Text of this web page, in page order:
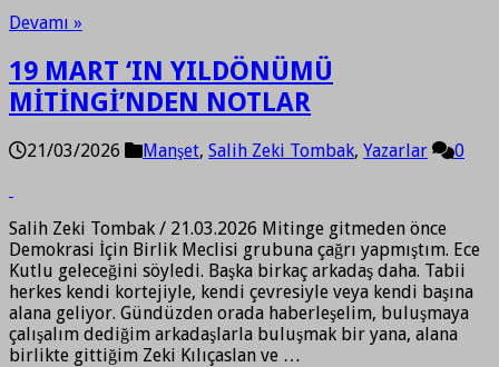
Devamı »
19 MART ‘IN YILDÖNÜMÜ
MİTİNGİ’NDEN NOTLAR
21/03/2026 Manşet, Salih Zeki Tombak, Yazarlar 0
Salih Zeki Tombak / 21.03.2026 Mitinge gitmeden önce
Demokrasi İçin Birlik Meclisi grubuna çağrı yapmıştım. Ece
Kutlu geleceğini söyledi. Başka birkaç arkadaş daha. Tabii
herkes kendi kortejiyle, kendi çevresiyle veya kendi başına
alana geliyor. Gündüzden orada haberleşelim, buluşmaya
çalışalım dediğim arkadaşlarla buluşmak bir yana, alana
birlikte gittiğim Zeki Kılıçaslan ve …